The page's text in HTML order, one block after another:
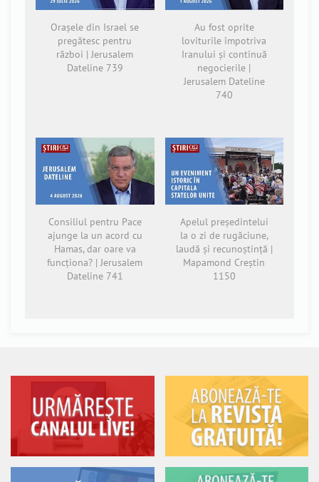
Orașele din Israel se
pregătesc pentru
război | Jerusalem
Dateline 739
Au fost oprite
loviturile împotriva
Iranului și continuă
negocierile |
Jerusalem Dateline
740
Consiliul pentru Pace
ajunge la un acord cu
Hamas, dar oare va
funcționa? | Jerusalem
Dateline 741
Apelul președintelui
la o zi de rugăciune,
laudă și recunoștință |
Mapamond Creștin
1150